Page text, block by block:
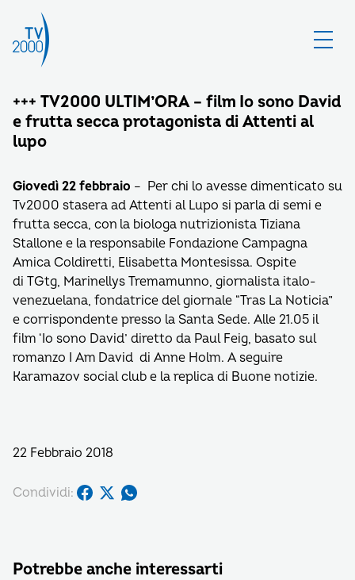
+++ TV2000 ULTIM’ORA – film Io sono David
e frutta secca protagonista di Attenti al
lupo
Giovedì 22 febbraio – Per chi lo avesse dimenticato su
Tv2000 stasera ad Attenti al Lupo si parla di semi e
frutta secca, con la biologa nutrizionista Tiziana
Stallone e la responsabile Fondazione Campagna
Amica Coldiretti, Elisabetta Montesissa. Ospite
di TGtg, Marinellys Tremamunno, giornalista italo-
venezuelana, fondatrice del giornale “Tras La Noticia”
e corrispondente presso la Santa Sede. Alle 21.05 il
film ‘Io sono David’ diretto da Paul Feig, basato sul
romanzo I Am David di Anne Holm. A seguire
Karamazov social club e la replica di Buone notizie.
22 Febbraio 2018
Condividi:
Potrebbe anche interessarti